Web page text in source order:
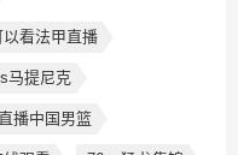
看法甲直播
马提尼克
播中国男篮